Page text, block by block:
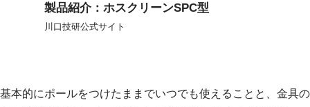
製品紹介：ホスクリーンSPC型
川口技研公式サイト
基本的にポールをつけたままでいつでも使えることと、金具の